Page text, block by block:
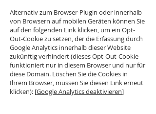
Alternativ zum Browser-Plugin oder innerhalb
von Browsern auf mobilen Geräten können Sie
auf den folgenden Link klicken, um ein Opt-
Out-Cookie zu setzen, der die Erfassung durch
Google Analytics innerhalb dieser Website
zukünftig verhindert (dieses Opt-Out-Cookie
funktioniert nur in diesem Browser und nur für
diese Domain. Löschen Sie die Cookies in
Ihrem Browser, müssen Sie diesen Link erneut
klicken): [Google Analytics deaktivieren]